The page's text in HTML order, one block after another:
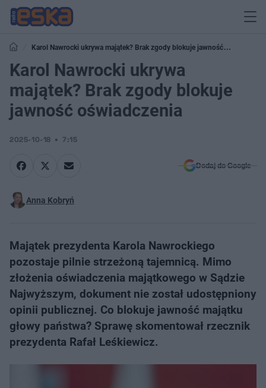
Karol Nawrocki ukrywa majątek? Brak zgody blokuje jawność
oświadczenia
Karol Nawrocki ukrywa
majątek? Brak zgody blokuje
jawność oświadczenia
2025-10-18 7:15
Dodaj do Google
Anna Kobryń
Majątek prezydenta Karola Nawrockiego
pozostaje pilnie strzeżoną tajemnicą. Mimo
złożenia oświadczenia majątkowego w Sądzie
Najwyższym, dokument nie został udostępniony
opinii publicznej. Co blokuje jawność majątku
głowy państwa? Sprawę skomentował rzecznik
prezydenta Rafał Leśkiewicz.